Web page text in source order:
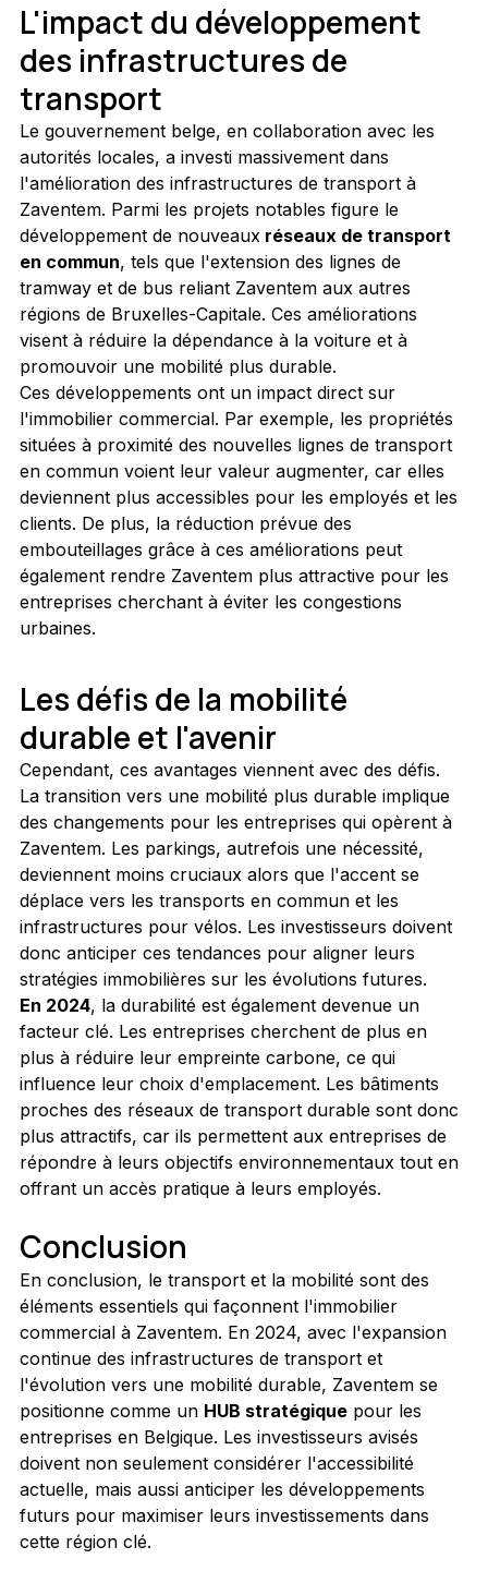
L'impact du développement
des infrastructures de
transport
Le gouvernement belge, en collaboration avec les
autorités locales, a investi massivement dans
l'amélioration des infrastructures de transport à
Zaventem. Parmi les projets notables figure le
développement de nouveaux réseaux de transport
en commun, tels que l'extension des lignes de
tramway et de bus reliant Zaventem aux autres
régions de Bruxelles-Capitale. Ces améliorations
visent à réduire la dépendance à la voiture et à
promouvoir une mobilité plus durable.
Ces développements ont un impact direct sur
l'immobilier commercial. Par exemple, les propriétés
situées à proximité des nouvelles lignes de transport
en commun voient leur valeur augmenter, car elles
deviennent plus accessibles pour les employés et les
clients. De plus, la réduction prévue des
embouteillages grâce à ces améliorations peut
également rendre Zaventem plus attractive pour les
entreprises cherchant à éviter les congestions
urbaines.
Les défis de la mobilité
durable et l'avenir
Cependant, ces avantages viennent avec des défis.
La transition vers une mobilité plus durable implique
des changements pour les entreprises qui opèrent à
Zaventem. Les parkings, autrefois une nécessité,
deviennent moins cruciaux alors que l'accent se
déplace vers les transports en commun et les
infrastructures pour vélos. Les investisseurs doivent
donc anticiper ces tendances pour aligner leurs
stratégies immobilières sur les évolutions futures.
En 2024, la durabilité est également devenue un
facteur clé. Les entreprises cherchent de plus en
plus à réduire leur empreinte carbone, ce qui
influence leur choix d'emplacement. Les bâtiments
proches des réseaux de transport durable sont donc
plus attractifs, car ils permettent aux entreprises de
répondre à leurs objectifs environnementaux tout en
offrant un accès pratique à leurs employés.
Conclusion
En conclusion, le transport et la mobilité sont des
éléments essentiels qui façonnent l'immobilier
commercial à Zaventem. En 2024, avec l'expansion
continue des infrastructures de transport et
l'évolution vers une mobilité durable, Zaventem se
positionne comme un HUB stratégique pour les
entreprises en Belgique. Les investisseurs avisés
doivent non seulement considérer l'accessibilité
actuelle, mais aussi anticiper les développements
futurs pour maximiser leurs investissements dans
cette région clé.